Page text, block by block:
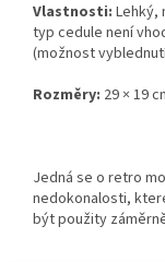
Vlastnosti: Lehký,
typ cedule není
(možnost
Rozměry: 29 × 19
Jedná se o retro
nedokonalosti,
být použity